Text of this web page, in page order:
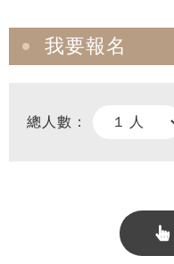
我要報名
總人數：